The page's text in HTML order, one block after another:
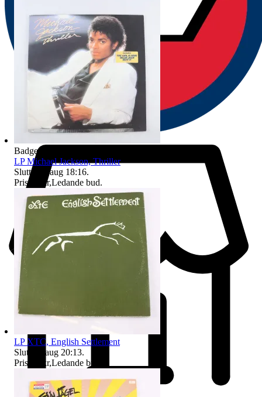
Badge på objektet:
LP Michael Jackson, Thriller
Sluttid
16 aug 18:16.
Pris:
47 kr,Ledande bud.
LP XTC, English Settlement
Sluttid
9 aug 20:13.
Pris:
17 kr,Ledande bud